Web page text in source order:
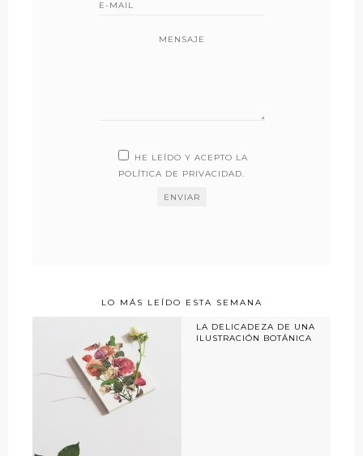
MENSAJE
HE LEÍDO Y ACEPTO LA
POLÍTICA DE PRIVACIDAD.
LO MÁS LEÍDO ESTA SEMANA
LA DELICADEZA DE UNA
ILUSTRACIÓN BOTÁNICA